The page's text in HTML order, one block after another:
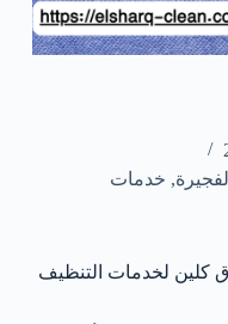
, خدمات
كلين لخدمات التنظيف